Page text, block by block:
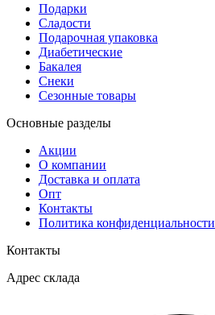
Подарки
Сладости
Подарочная упаковка
Диабетические
Бакалея
Снеки
Сезонные товары
Основные разделы
Акции
О компании
Доставка и оплата
Опт
Контакты
Политика конфиденциальности
Контакты
Адрес склада